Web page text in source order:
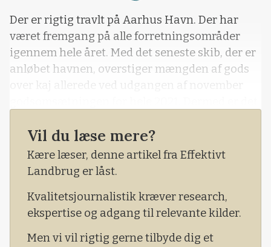
Der er rigtig travlt på Aarhus Havn. Der har
været fremgang på alle forretningsområder
igennem hele året. Med det seneste skib, der er
anløbet havnen, overstiger mængden af gods
over kaj allerede ved udgangen af november
Havn stiger.
Vil du læse mere?
Kære læser, denne artikel fra Effektivt
Landbrug er låst.
Kvalitetsjournalistik kræver research,
ekspertise og adgang til relevante kilder.
Men vi vil rigtig gerne tilbyde dig et